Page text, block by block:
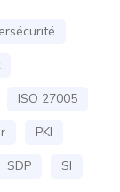
ISO 27005
PKI
SDP
SI